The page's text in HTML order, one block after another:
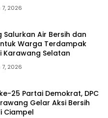
2026
Salurkan Air Bersih dan
Warga Terdampak
Karawang Selatan
2026
25 Partai Demokrat, DPC
Gelar Aksi Bersih
Ciampel